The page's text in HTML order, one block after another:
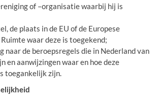
of –organisatie waarbij hij is
de plaats in de EU of de Europese
waar deze is toegekend;
naar de beroepsregels die in Nederland van
en aanwijzingen waar en hoe deze
toegankelijk zijn.